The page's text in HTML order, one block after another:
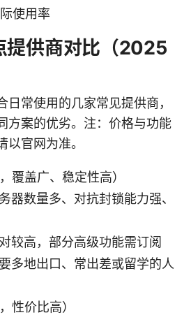
使用率
提供商对比（2025
日常使用的几家常见提供商，
方案的优劣。注：价格与功能
以官网为准。
覆盖广、稳定性高）
器数量多、对抗封锁能力强、
较高，部分高级功能需订阅
多地出口、常出差或留学的人
性价比高）